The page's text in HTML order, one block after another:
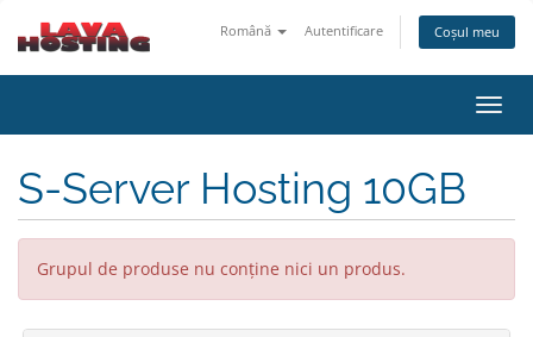
Română Autentificare Coșul meu
S-Server Hosting 10GB
Grupul de produse nu conține nici un produs.